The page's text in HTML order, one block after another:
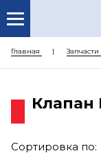
Главная Запчасти
Клапан
Сортировка по: